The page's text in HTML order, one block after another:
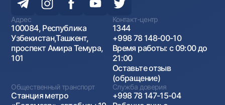
Адрес
100084, Республика
Узбекистан,Ташкент,
проспект Амира Темура,
101
Контакт-центр
1344
+998 78 148-00-10
Время работы: с 09:00 до
21:00
Оставьте отзыв
(обращение)
Общественный транспорт
Станция метро
Служба доверия
+998 78 147-15-04